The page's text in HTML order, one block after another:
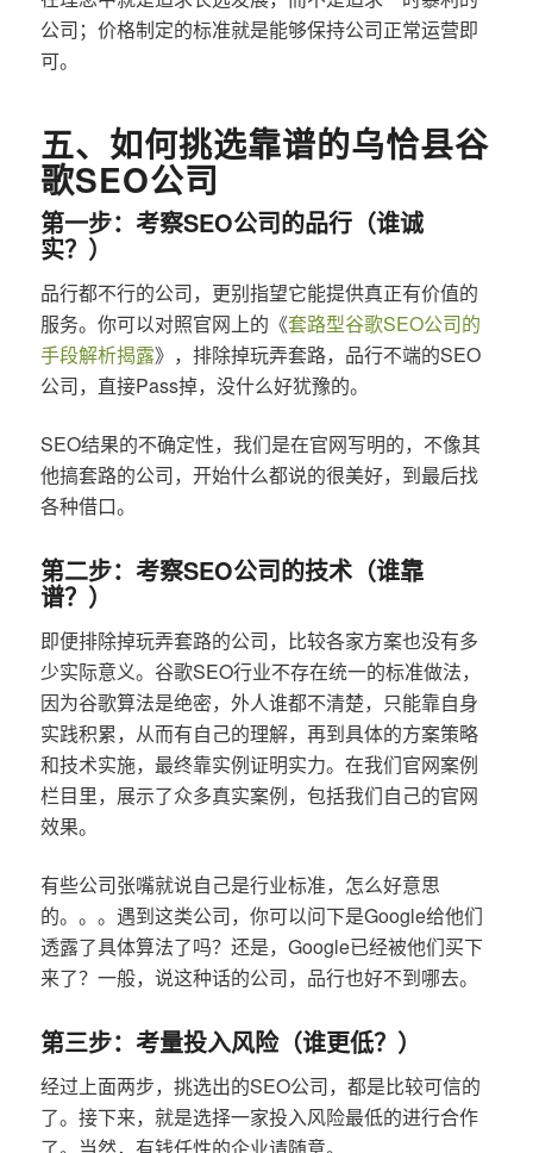
公司；价格制定的标准就是能够保持公司正常运营即
可。
五、如何挑选靠谱的乌恰县谷
歌SEO公司
第一步：考察SEO公司的品行（谁诚
实？）
品行都不行的公司，更别指望它能提供真正有价值的
服务。你可以对照官网上的《套路型谷歌SEO公司的
手段解析揭露》，排除掉玩弄套路，品行不端的SEO
公司，直接Pass掉，没什么好犹豫的。
SEO结果的不确定性，我们是在官网写明的，不像其
他搞套路的公司，开始什么都说的很美好，到最后找
各种借口。
第二步：考察SEO公司的技术（谁靠
谱？）
即便排除掉玩弄套路的公司，比较各家方案也没有多
少实际意义。谷歌SEO行业不存在统一的标准做法，
因为谷歌算法是绝密，外人谁都不清楚，只能靠自身
实践积累，从而有自己的理解，再到具体的方案策略
和技术实施，最终靠实例证明实力。在我们官网案例
栏目里，展示了众多真实案例，包括我们自己的官网
效果。
有些公司张嘴就说自己是行业标准，怎么好意思
的。。。遇到这类公司，你可以问下是Google给他们
透露了具体算法了吗？还是，Google已经被他们买下
来了？一般，说这种话的公司，品行也好不到哪去。
第三步：考量投入风险（谁更低？）
经过上面两步，挑选出的SEO公司，都是比较可信的
了。接下来，就是选择一家投入风险最低的进行合作